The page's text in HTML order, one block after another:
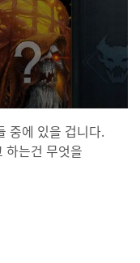
중에 있을 겁니다.
하는건 무엇을